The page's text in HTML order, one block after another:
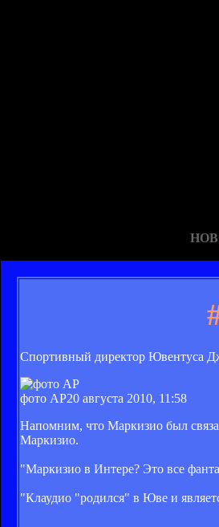
Спортивный директор Ювентуса
фото AP20 августа 2010, 11:58
Напомним, что Маркизио был
Маркизио.
"Маркизио в Интере? Это все
"Клаудио "родился" в Юве и